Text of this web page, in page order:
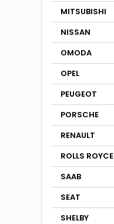
MITSUBISHI
NISSAN
OMODA
OPEL
PEUGEOT
PORSCHE
RENAULT
ROLLS ROYCE
SAAB
SEAT
SHELBY